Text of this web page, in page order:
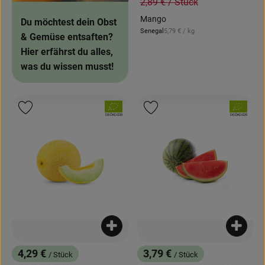
Du möchtest dein Obst
& Gemüse entsaften?
Hier erfährst du alles,
was du wissen musst!
Mango
, Herkunft:
Senegal , Referenzpreis:
5,79 € / kg
, Preis:
4,29 € / Stück
Produkt zum Warenkorb hinzufügen
, Verband:
, Kontrollstelle:
DE-ÖKO-039
Produkt zu Favouriten hinzufügen
, Preis:
3,79 € / Stück
, Verband:
, Kontrollstelle:
DE-ÖKO-039
Produkt zu Favouriten hinzufügen